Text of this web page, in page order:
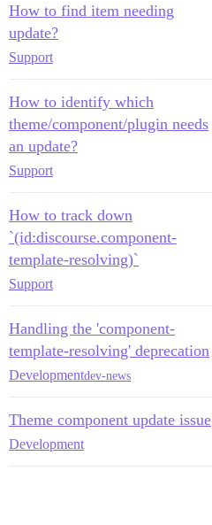
How to find item needing
update?
Support
How to identify which
theme/component/plugin needs
an update?
Support
How to track down
`(id:discourse.component-
template-resolving)`
Support
Handling the 'component-
template-resolving' deprecation
Developmentdev-news
Theme component update issue
Development